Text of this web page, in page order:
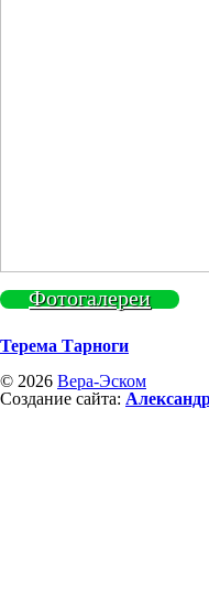
Фотогалереи
Терема Тарноги
© 2026 Вера-Эском
Создание сайта: